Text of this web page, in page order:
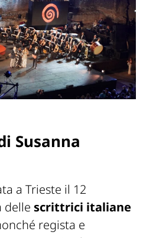
Susanna
a Trieste il 12
delle scrittrici italiane
regista e